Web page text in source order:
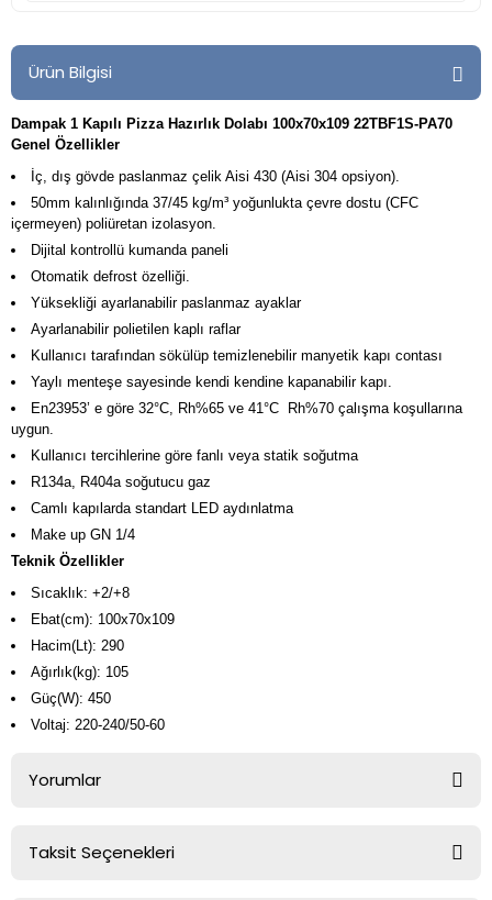
Ürün Bilgisi
Dampak 1 Kapılı Pizza Hazırlık Dolabı 100x70x109 22TBF1S-PA70
Genel Özellikler
İç, dış gövde paslanmaz çelik Aisi 430 (Aisi 304 opsiyon).
50mm kalınlığında 37/45 kg/m³ yoğunlukta çevre dostu (CFC
içermeyen) poliüretan izolasyon.
Dijital kontrollü kumanda paneli
Otomatik defrost özelliği.
Yüksekliği ayarlanabilir paslanmaz ayaklar
Ayarlanabilir polietilen kaplı raflar
Kullanıcı tarafından sökülüp temizlenebilir manyetik kapı contası
Yaylı menteşe sayesinde kendi kendine kapanabilir kapı.
En23953’ e göre 32°C, Rh%65 ve 41°C Rh%70 çalışma koşullarına
uygun.
Kullanıcı tercihlerine göre fanlı veya statik soğutma
R134a, R404a soğutucu gaz
Camlı kapılarda standart LED aydınlatma
Make up GN 1/4
Teknik Özellikler
Sıcaklık: +2/+8
Ebat(cm): 100x70x109
Hacim(Lt): 290
Ağırlık(kg): 105
Güç(W): 450
Voltaj: 220-240/50-60
Yorumlar
Taksit Seçenekleri